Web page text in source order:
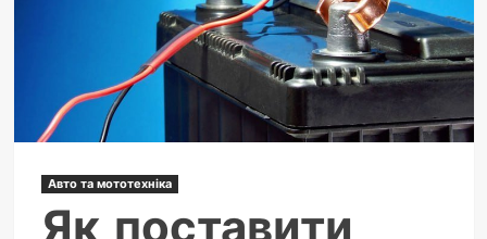
авто
прикладами
Авто та мототехніка